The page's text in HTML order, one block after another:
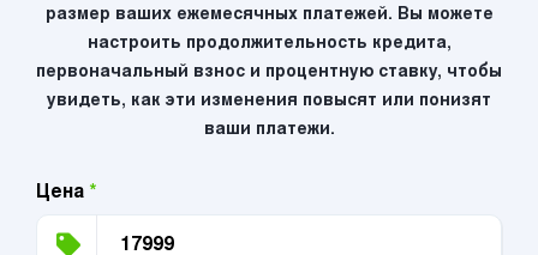
размер ваших ежемесячных платежей. Вы можете
настроить продолжительность кредита,
первоначальный взнос и процентную ставку, чтобы
увидеть, как эти изменения повысят или понизят
ваши платежи.
Цена *